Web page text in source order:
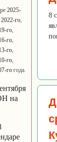
2025-
2022-го,
го,
го,
го,
го,
го года.
на
8